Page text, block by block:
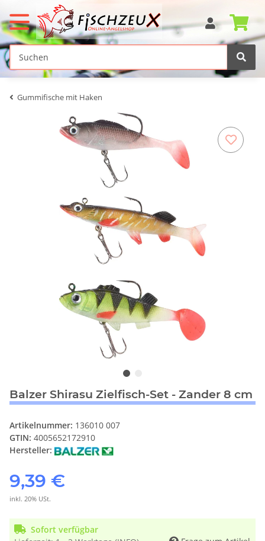
Gummifische mit Haken
Balzer Shirasu Zielfisch-Set - Zander 8 cm
Artikelnummer: 136010 007
GTIN: 4005652172910
Hersteller:
9,39 €
inkl. 20% USt.
Sofort verfügbar